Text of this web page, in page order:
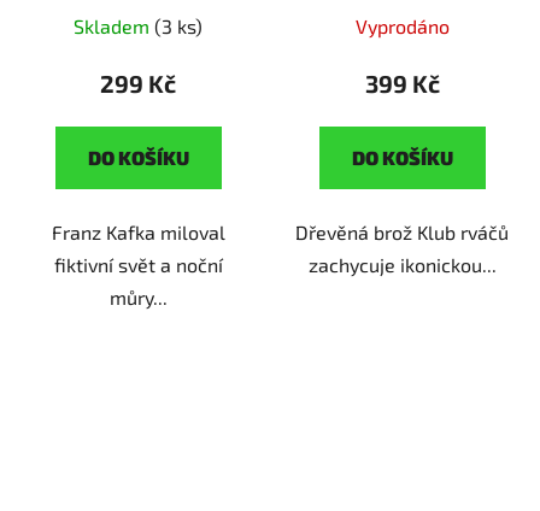
pro milovníky literatury
Skladem (3 ks)
299 Kč
DO KOŠÍKU
Franz Kafka miloval
fiktivní svět a noční
můry...
pro fanoušky filmové
Vyprodáno
399 Kč
DO KOŠÍKU
Dřevěná brož Klub rváčů
zachycuje ikonickou...